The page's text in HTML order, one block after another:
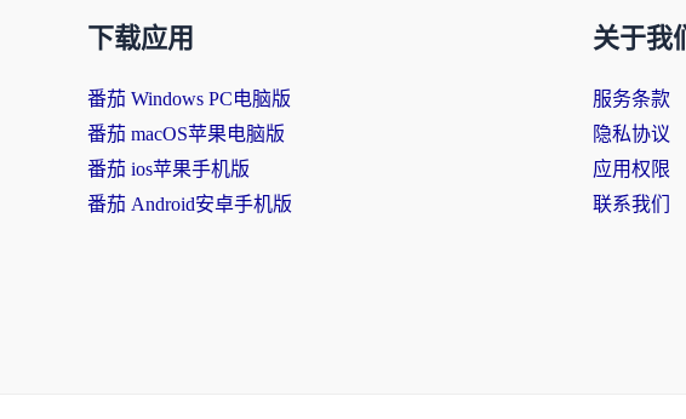
下载应用
番茄 Windows PC电脑版
番茄 macOS苹果电脑版
番茄 ios苹果手机版
番茄 Android安卓手机版
关于我
服务条款
隐私协议
应用权限
联系我们